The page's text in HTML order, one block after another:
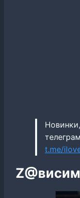
t.me/